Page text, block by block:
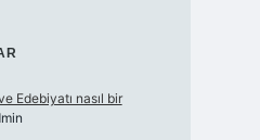
Edebiyatı nasıl bir